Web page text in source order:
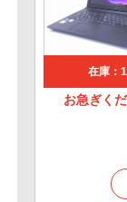
在庫：1
お急ぎく